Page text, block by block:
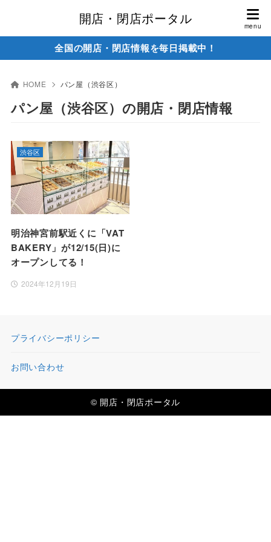
開店・閉店ポータル
全国の開店・閉店情報を毎日掲載中！
HOME パン屋（渋谷区）
パン屋（渋谷区）の開店・閉店情報
明治神宮前駅近くに「VAT
BAKERY」が12/15(日)に
オープンしてる！
渋谷区
2024年12月19日
プライバシーポリシー
お問い合わせ
© 開店・閉店ポータル